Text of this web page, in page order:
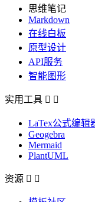
思维笔记
Markdown
在线白板
原型设计
API服务
智能图形
实用工具  
LaTex公式编辑
Geogebra
Mermaid
PlantUML
资源  